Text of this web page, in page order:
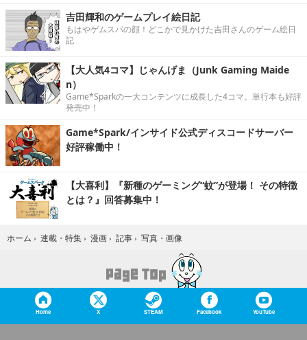
吉田輝和のゲームプレイ絵日記
もはやゲムスパの顔！どこかで見かけた吉田さんのゲーム絵日
記
【大人気4コマ】じゃんげま（Junk Gaming Maide
n）
Game*Sparkの一大コンテンツに成長した4コマ。単行本も好評
発売中！
Game*Spark/インサイド公式ディスコードサーバー
好評稼働中！
【大喜利】『新種のゲーミング“蚊”が登場！ その特徴
とは？』回答募集中！
ホーム › 連載・特集 › 漫画 › 記事 › 写真・画像
Home X STEAM Facebook YouTube